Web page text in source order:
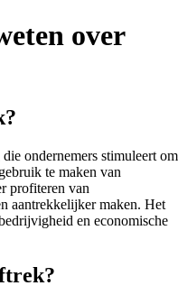
over
ondernemers stimuleert om
te maken van
profiteren van
aantrekkelijker maken. Het
en economische